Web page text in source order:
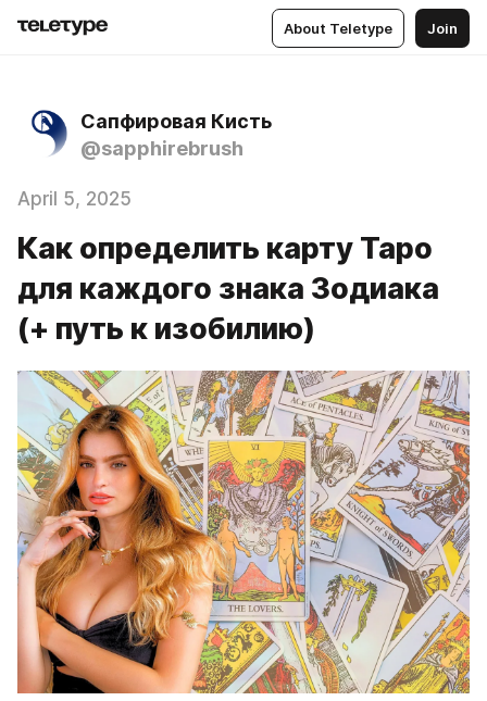
About Teletype Join
Сапфировая Кисть
@sapphirebrush
April 5, 2025
Как определить карту Таро
для каждого знака Зодиака
(+ путь к изобилию)